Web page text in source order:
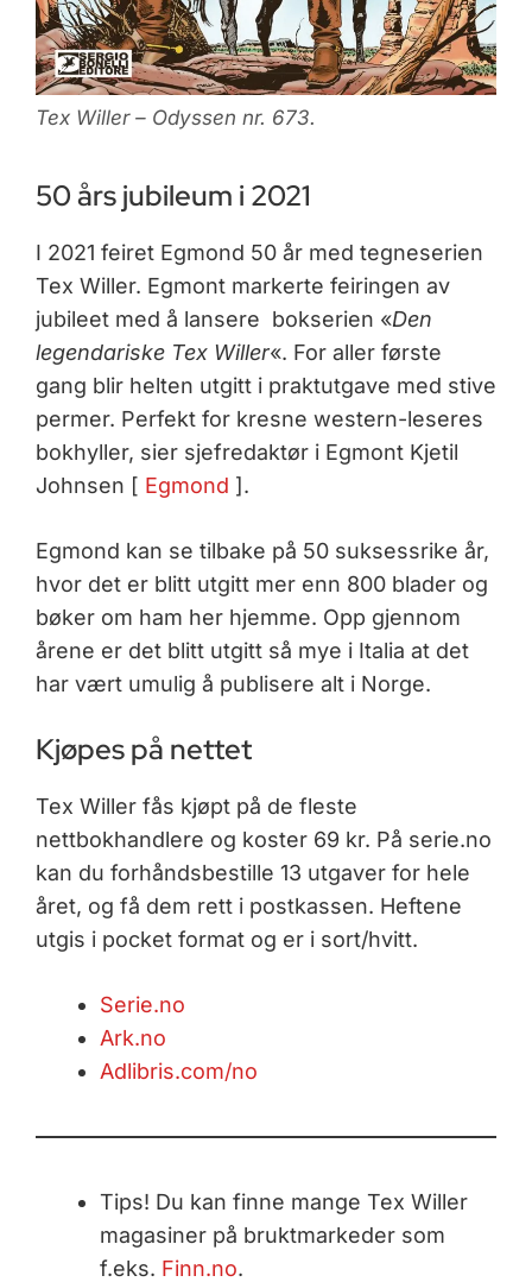
Tex Willer – Odyssen nr. 673.
50 års jubileum i 2021
I 2021 feiret Egmond 50 år med tegneserien
Tex Willer. Egmont markerte feiringen av
jubileet med å lansere bokserien «Den
legendariske Tex Willer«. For aller første
gang blir helten utgitt i praktutgave med stive
permer. Perfekt for kresne western-leseres
bokhyller, sier sjefredaktør i Egmont Kjetil
Johnsen [ Egmond ].
Egmond kan se tilbake på 50 suksessrike år,
hvor det er blitt utgitt mer enn 800 blader og
bøker om ham her hjemme. Opp gjennom
årene er det blitt utgitt så mye i Italia at det
har vært umulig å publisere alt i Norge.
Kjøpes på nettet
Tex Willer fås kjøpt på de fleste
nettbokhandlere og koster 69 kr. På serie.no
kan du forhåndsbestille 13 utgaver for hele
året, og få dem rett i postkassen. Heftene
utgis i pocket format og er i sort/hvitt.
Serie.no
Ark.no
Adlibris.com/no
Tips! Du kan finne mange Tex Willer
magasiner på bruktmarkeder som
f.eks. Finn.no.